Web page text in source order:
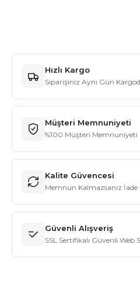
Hızlı Kargo
Siparişiniz Aynı Gün
Müşteri Memnuniyeti
%100 Müşteri Memnuniyeti
Kalite Güvencesi
Memnun Kalmazsanız İade
Güvenli Alışveriş
SSL Sertifikalı Güvenli Web